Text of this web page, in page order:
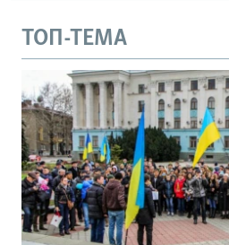
ТОП-ТЕМА